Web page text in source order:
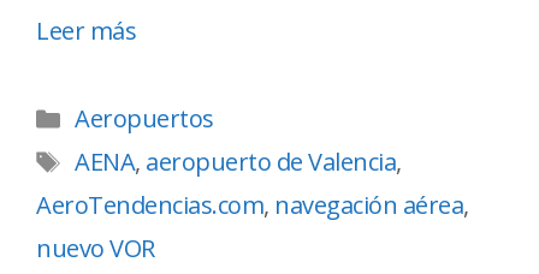
Leer más
Aeropuertos
AENA, aeropuerto de Valencia,
AeroTendencias.com, navegación aérea,
nuevo VOR